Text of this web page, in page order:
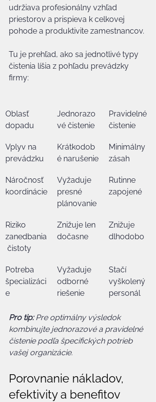
udržiava profesionálny vzhľad
priestorov a prispieva k celkovej
pohode a produktivite zamestnancov.
Tu je prehľad, ako sa jednotlivé typy
čistenia líšia z pohľadu prevádzky
firmy:
Oblasť
dopadu
Jednorazo
vé čistenie
Pravidelné
čistenie
Vplyv na
prevádzku
Krátkodob
é narušenie
Minimálny
zásah
Náročnosť
koordinácie
Vyžaduje
presné
plánovanie
Rutinne
zapojené
Riziko
zanedbania
čistoty
Znižuje len
dočasne
Znižuje
dlhodobo
Potreba
špecializáci
e
Vyžaduje
odborné
riešenie
Stačí
vyškolený
personál
Pro tip: Pre optimálny výsledok
kombinujte jednorazové a pravidelné
čistenie podľa špecifických potrieb
vašej organizácie.
Porovnanie nákladov,
efektivity a benefitov